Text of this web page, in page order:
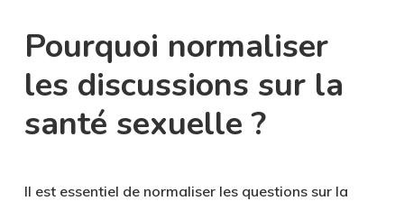
Pourquoi normaliser
les discussions sur la
santé sexuelle ?
Il est essentiel de normaliser les questions sur la